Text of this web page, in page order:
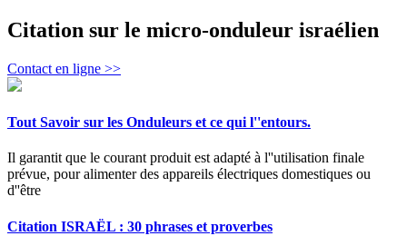
Citation sur le micro-onduleur israélien
Contact en ligne >>
Tout Savoir sur les Onduleurs et ce qui l''entours.
Il garantit que le courant produit est adapté à l''utilisation finale
prévue, pour alimenter des appareils électriques domestiques ou
d''être
Citation ISRAËL : 30 phrases et proverbes